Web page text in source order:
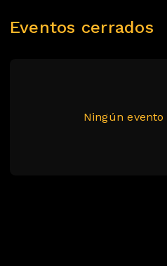
Eventos cerrados
Ningún